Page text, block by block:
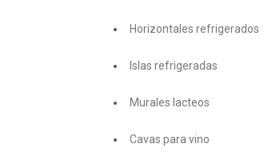
Horizontales refrigerados
Islas refrigeradas
Murales lacteos
Cavas para vino